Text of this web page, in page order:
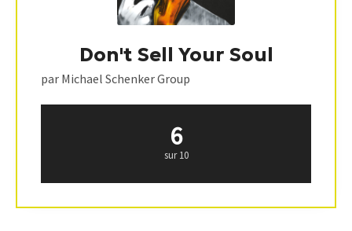
Don't Sell Your Soul
par Michael Schenker Group
6
sur 10